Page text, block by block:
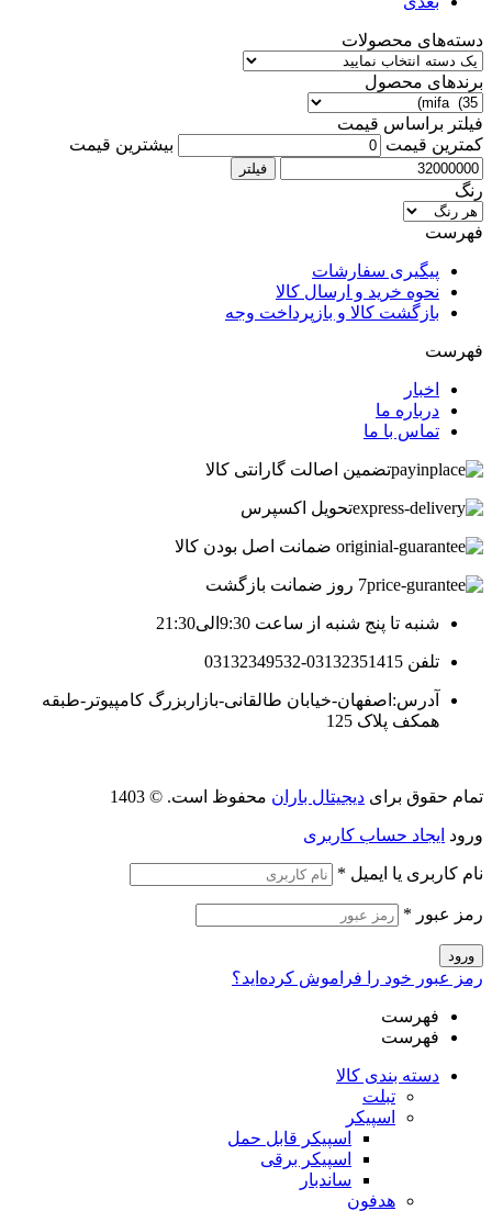
دسته‌های محصولات
برندهای محصول
فیلتر براساس قیمت
کمترین قیمت
بیشترین قیمت
فیلتر
رنگ
فهرست
پیگیری سفارشات
نحوه خرید و ارسال کالا
بازگشت کالا و بازپرداخت وجه
فهرست
اخبار
درباره ما
تماس با ما
تضمین اصالت گارانتی کالا
تحویل اکسپرس
ضمانت اصل بودن کالا
7 روز ضمانت بازگشت
شنبه تا پنج شنبه از ساعت 9:30الی21:30
تلفن 03132351415-03132349532
آدرس:اصفهان-خیابان طالقانی-بازاربزرگ کامپیوتر-طبقه
همکف پلاک 125
تمام حقوق برای دیجیتال باران محفوظ است. © 1403
ورود ایجاد حساب کاربری
نام کاربری یا ایمیل *
رمز عبور *
ورود
رمز عبور خود را فراموش کرده‌اید؟
فهرست
فهرست
دسته بندی کالا
تبلت
اسپیکر
اسپیکر قابل حمل
اسپیکر برقی
ساندبار
هدفون